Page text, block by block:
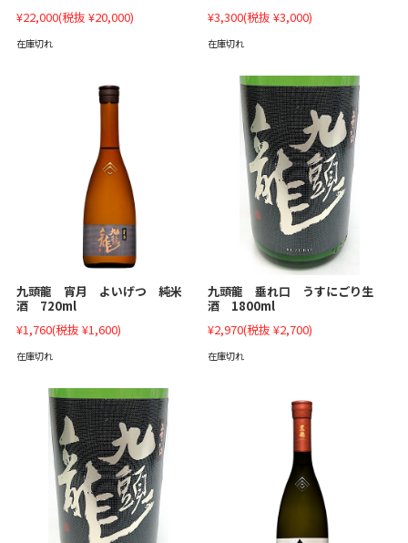
¥22,000(税抜 ¥20,000)
在庫切れ
¥3,300(税抜 ¥3,000)
在庫切れ
九頭龍 宵月 よいげつ 純米
酒 720ml
¥1,760(税抜 ¥1,600)
在庫切れ
九頭龍 垂れ口 うすにごり生
酒 1800ml
¥2,970(税抜 ¥2,700)
在庫切れ